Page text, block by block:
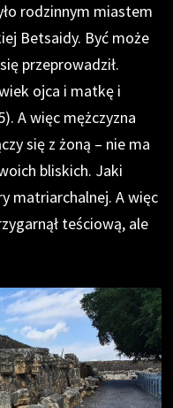
rodzinnym miastem
Betsaidy. Być może
przeprowadził.
ojca i matkę i
A więc mężczyzna
się z żoną – nie ma
bliskich. Jaki
matriarchalnej. A więc
teściową, ale